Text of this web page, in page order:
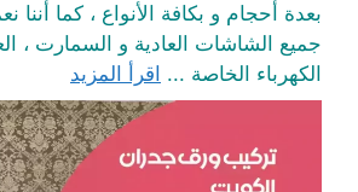
بعدة أحجام و بكافة الأنواع ، كما أننا
جميع الشاشات العادية و السمارت ،
الكهرباء الخاصة ... اقرأ المزيد